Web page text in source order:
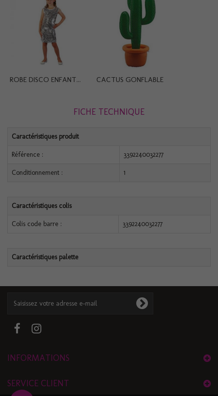
ROBE DISCO ENFANT... CACTUS GONFLABLE
FICHE TECHNIQUE
Caractéristiques produit
Référence : 3392240032277
Conditionnement : 1
Caractéristiques colis
Colis code barre : 3392240032277
Caractéristiques palette
INFORMATIONS
SERVICE CLIENT